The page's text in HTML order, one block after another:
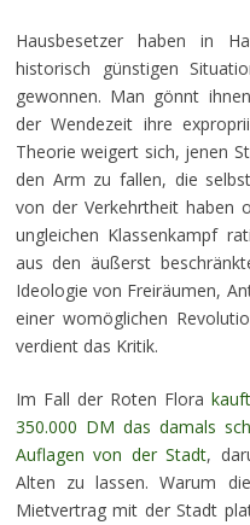
Hausbesetzer haben in
historisch günstigen
gewonnen. Man gönnt
der Wendezeit ihre
Theorie weigert sich, jenen
den Arm zu fallen, die
von der Verkehrtheit haben
ungleichen Klassenkampf
aus den äußerst
Ideologie von Freiräumen,
einer womöglichen
verdient das Kritik.
Im Fall der Roten Flora
350.000 DM das damals
Auflagen von der Stadt,
Alten zu lassen. Warum
Mietvertrag mit der Stadt